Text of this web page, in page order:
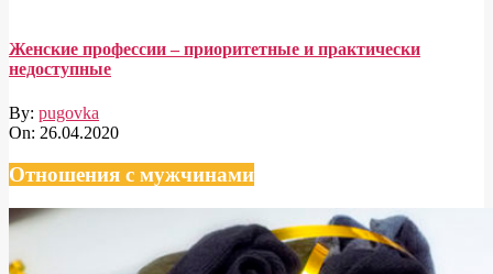
Женские профессии – приоритетные и практически
недоступные
By: pugovka
On: 26.04.2020
Отношения с мужчинами